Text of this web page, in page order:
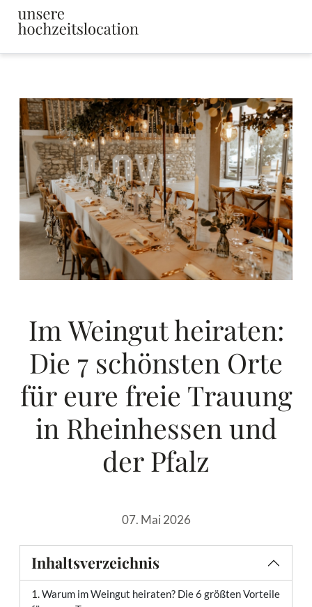
Im Weingut heiraten:
Die 7 schönsten Orte
für eure freie Trauung
in Rheinhessen und
der Pfalz
07. Mai 2026
Inhaltsverzeichnis
Warum im Weingut heiraten? Die 6 größten Vorteile